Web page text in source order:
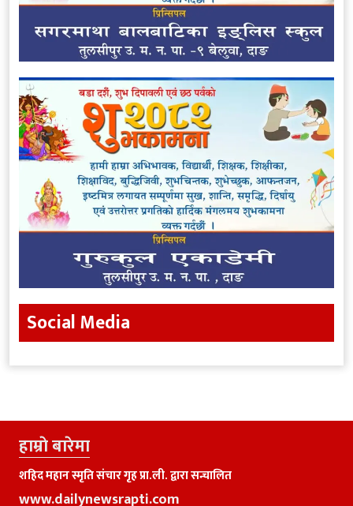
Social Media
हाम्राे बारेमा
शहिद महान स्मृति संचार गृह प्रा.ली. द्वारा सन्चालित
www.dailynewsrapti.com